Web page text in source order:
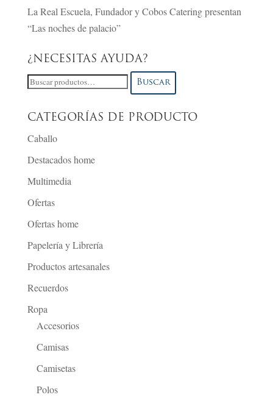
La Real Escuela, Fundador y Cobos Catering presentan
“Las noches de palacio”
¿NECESITAS AYUDA?
Buscar
Buscar
CATEGORÍAS DE PRODUCTO
Caballo
Destacados home
Multimedia
Ofertas
Ofertas home
Papelería y Librería
Productos artesanales
Recuerdos
Ropa
Accesorios
Camisas
Camisetas
Polos